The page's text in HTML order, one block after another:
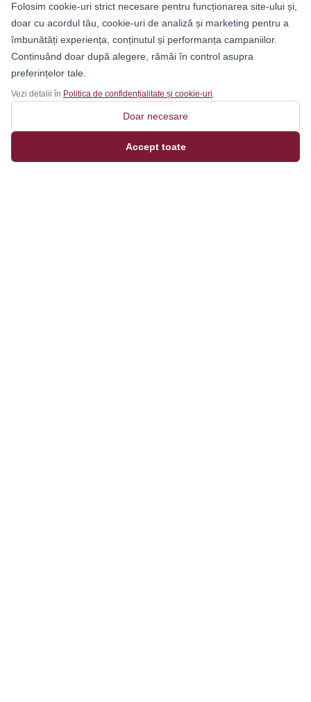
Folosim cookie-uri strict necesare pentru funcționarea site-ului și,
doar cu acordul tău, cookie-uri de analiză și marketing pentru a
îmbunătăți experiența, conținutul și performanța campaniilor.
Continuând doar după alegere, rămâi în control asupra
preferințelor tale.
Vezi detalii în Politica de confidențialitate și cookie-uri.
Doar necesare
Accept toate